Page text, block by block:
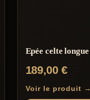
Epée celte longue
189,00 €
Voir le produit →